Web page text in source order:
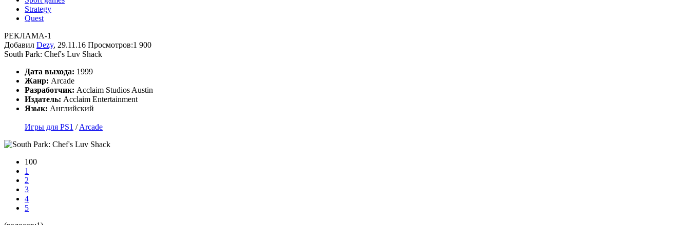
Strategy
Quest
РЕКЛАМА-1
Добавил Dezy, 29.11.16 Просмотров:1 900
South Park: Chef's Luv Shack
Дата выхода: 1999
Жанр: Arcade
Разработчик: Acclaim Studios Austin
Издатель: Acclaim Entertainment
Язык: Английский
Игры для PS1 /Arcade
100
1
2
3
4
5